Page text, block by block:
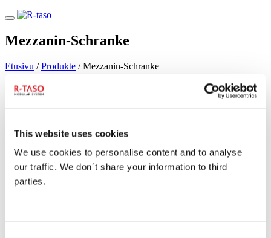
This website uses cookies
We use cookies to personalise content and to analyse
our traffic. We don´t share your information to third
parties.
Mezzanin-Schranke
Etusivu /Produkte /Mezzanin-Schranke
Mezzanin-Schranke – Für sicherere
Die Mezzanin-Schranke wurde entwickelt, um die Arbeitssicherheit
Die Mezzanin-Schranke minimiert das
Risiko von Unfällen während des